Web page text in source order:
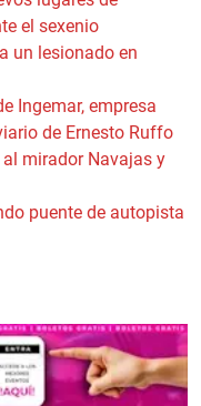
el sexenio
un lesionado en
Ingemar, empresa
de Ernesto Ruffo
mirador Navajas y
puente de autopista